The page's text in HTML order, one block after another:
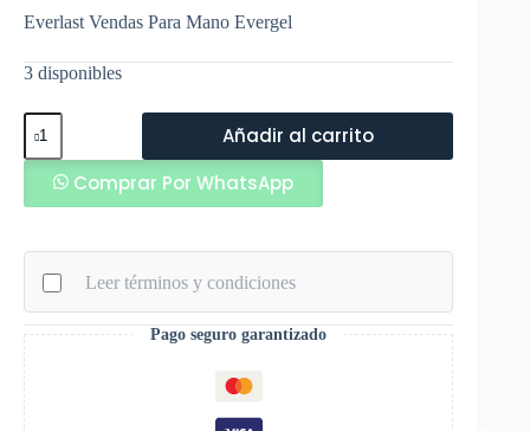
Everlast Vendas Para Mano Evergel
3 disponibles
Everlast
Vendas
Para
Mano
Evergel
Añadir al carrito
Comprar Por WhatsApp
Leer términos y condiciones
Pago seguro garantizado